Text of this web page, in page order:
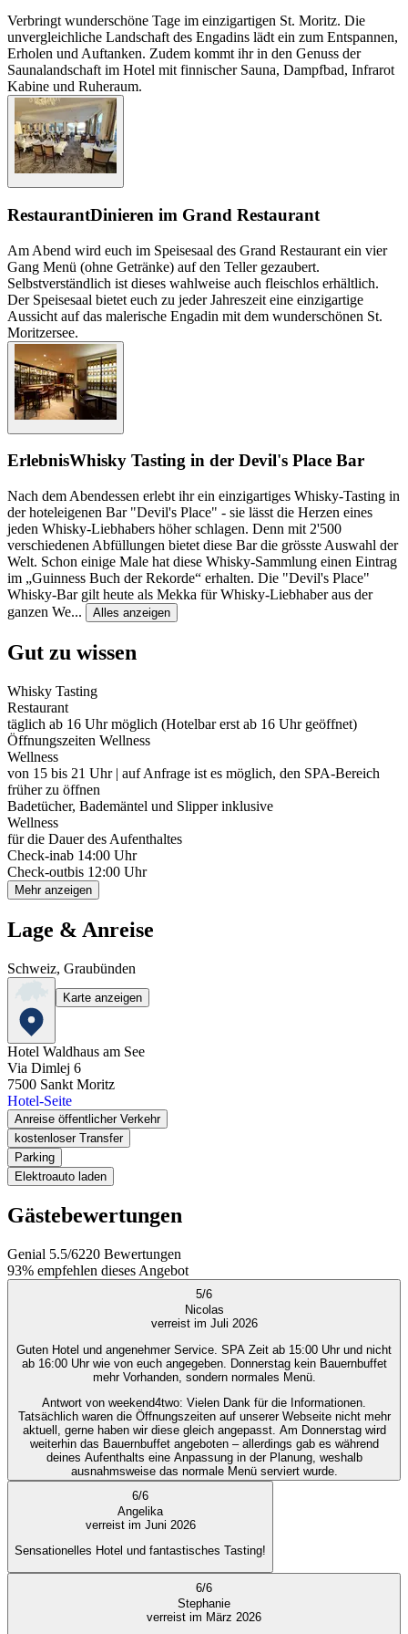
Verbringt wunderschöne Tage im einzigartigen St. Moritz. Die
unvergleichliche Landschaft des Engadins lädt ein zum Entspannen,
Erholen und Auftanken. Zudem kommt ihr in den Genuss der
Saunalandschaft im Hotel mit finnischer Sauna, Dampfbad, Infrarot
Kabine und Ruheraum.
RestaurantDinieren im Grand Restaurant
Am Abend wird euch im Speisesaal des Grand Restaurant ein vier
Gang Menü (ohne Getränke) auf den Teller gezaubert.
Selbstverständlich ist dieses wahlweise auch fleischlos erhältlich.
Der Speisesaal bietet euch zu jeder Jahreszeit eine einzigartige
Aussicht auf das malerische Engadin mit dem wunderschönen St.
Moritzersee.
ErlebnisWhisky Tasting in der Devil's Place Bar
Nach dem Abendessen erlebt ihr ein einzigartiges Whisky-Tasting in
der hoteleigenen Bar "Devil's Place" - sie lässt die Herzen eines
jeden Whisky-Liebhabers höher schlagen. Denn mit 2'500
verschiedenen Abfüllungen bietet diese Bar die grösste Auswahl der
Welt. Schon einige Male hat diese Whisky-Sammlung einen Eintrag
im „Guinness Buch der Rekorde“ erhalten. Die "Devil's Place"
Whisky-Bar gilt heute als Mekka für Whisky-Liebhaber aus der
ganzen We... Alles anzeigen
Gut zu wissen
Whisky Tasting
Restaurant
täglich ab 16 Uhr möglich (Hotelbar erst ab 16 Uhr geöffnet)
Öffnungszeiten Wellness
Wellness
von 15 bis 21 Uhr | auf Anfrage ist es möglich, den SPA-Bereich
früher zu öffnen
Badetücher, Bademäntel und Slipper inklusive
Wellness
für die Dauer des Aufenthaltes
Check-inab 14:00 Uhr
Check-outbis 12:00 Uhr
Mehr anzeigen
Lage & Anreise
Schweiz, Graubünden
Karte anzeigen
Hotel Waldhaus am See
Via Dimlej 6
7500 Sankt Moritz
Hotel-Seite
Anreise öffentlicher Verkehr
kostenloser Transfer
Parking
Elektroauto laden
Gästebewertungen
Genial 5.5/6220 Bewertungen
93% empfehlen dieses Angebot
5/6
Nicolas
verreist im Juli 2026
Guten Hotel und angenehmer Service. SPA Zeit ab 15:00 Uhr und nicht
ab 16:00 Uhr wie von euch angegeben. Donnerstag kein Bauernbuffet
mehr Vorhanden, sondern normales Menü.
Antwort von weekend4two: Vielen Dank für die Informationen.
Tatsächlich waren die Öffnungszeiten auf unserer Webseite nicht mehr
aktuell, gerne haben wir diese gleich angepasst. Am Donnerstag wird
weiterhin das Bauernbuffet angeboten – allerdings gab es während
deines Aufenthalts eine Anpassung in der Planung, weshalb
ausnahmsweise das normale Menü serviert wurde.
6/6
Angelika
verreist im Juni 2026
Sensationelles Hotel und fantastisches Tasting!
6/6
Stephanie
verreist im März 2026